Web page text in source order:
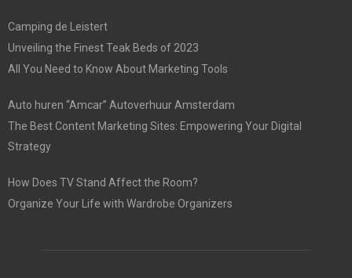
Camping de Leistert
Unveiling the Finest Teak Beds of 2023
All You Need to Know About Marketing Tools
Auto huren “Amcar” Autoverhuur Amsterdam
The Best Content Marketing Sites: Empowering Your Digital
Strategy
How Does TV Stand Affect the Room?
Organize Your Life with Wardrobe Organizers